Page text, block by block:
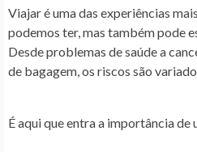
Viajar é uma das experiências
podemos ter, mas também pode
Desde problemas de saúde a
de bagagem, os riscos são
É aqui que entra a importância de